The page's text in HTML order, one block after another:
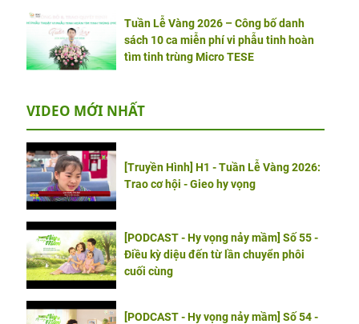
Tuần Lễ Vàng 2026 – Công bố danh
sách 10 ca miễn phí vi phẫu tinh hoàn
tìm tinh trùng Micro TESE
VIDEO MỚI NHẤT
[Truyền Hình] H1 - Tuần Lễ Vàng 2026:
Trao cơ hội - Gieo hy vọng
[PODCAST - Hy vọng nảy mầm] Số 55 -
Điều kỳ diệu đến từ lần chuyển phôi
cuối cùng
[PODCAST - Hy vọng nảy mầm] Số 54 -